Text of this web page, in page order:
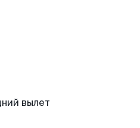
вылет